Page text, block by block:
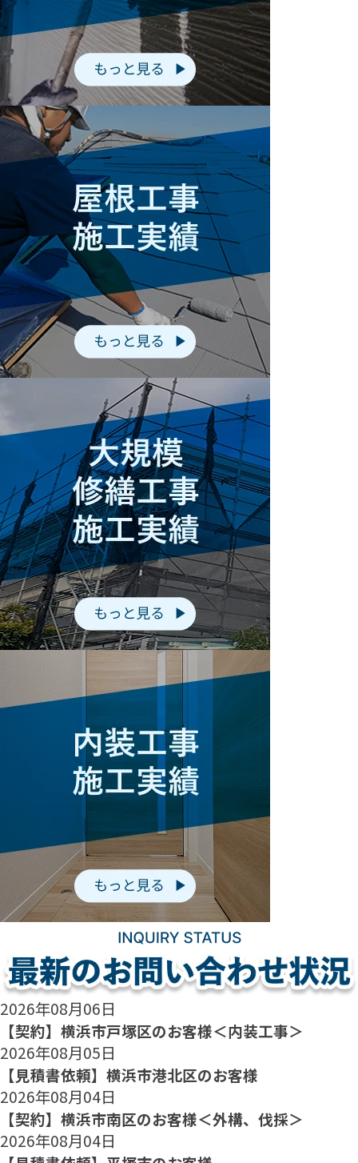
2026年08月06日
【契約】横浜市戸塚区のお客様＜内装工事＞
2026年08月05日
【見積書依頼】横浜市港北区のお客様
2026年08月04日
【契約】横浜市南区のお客様＜外構、伐採＞
2026年08月04日